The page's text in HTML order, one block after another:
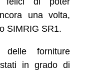
una volta,
SIMRIG SR1.
forniture
in grado di